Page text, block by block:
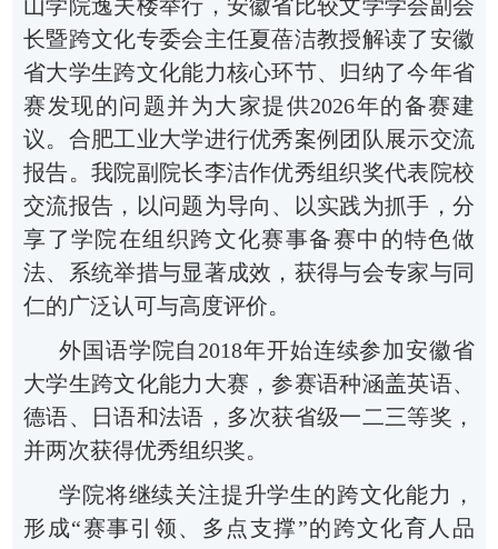
山学院逸夫楼举行，安徽省比较文学学会副会
长暨跨文化专委会主任夏蓓洁教授解读了安徽
省大学生跨文化能力核心环节、归纳了今年省
赛发现的问题并为大家提供2026年的备赛建
议。合肥工业大学进行优秀案例团队展示交流
报告。我院副院长李洁作优秀组织奖代表院校
交流报告，以问题为导向、以实践为抓手，分
享了学院在组织跨文化赛事备赛中的特色做
法、系统举措与显著成效，获得与会专家与同
仁的广泛认可与高度评价。
外国语学院自 2018年开始连续参加安徽省
大学生跨文化能力大赛，参赛语种涵盖英语、
德语、日语和法语，多次获省级一二三等奖，
并两次获得优秀组织奖。
学院将继续关注提升学生的跨文化能力，
形成“赛事引领、多点支撑”的跨文化育人品